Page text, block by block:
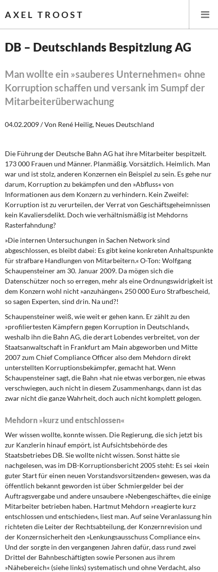
AXEL TROOST
Themen
Steuer- und Finanzpolitik
Öffentliche Infrastruktur und Daseinsvorsorge
Eurokrise und Griechenland
DIE LINKE
Weitere Themen
Memo-Gruppe
Institut Solidarische Moderne
Rosa-Luxemburg-Stiftung
Über mich
Kontakt
DB – Deutschlands Bespitzlung AG
Man wollte ein »sauberes Unternehmen« ohne
Korruption schaffen und versank im Sumpf der
Mitarbeiterüberwachung
04.02.2009 / Von René Heilig, Neues Deutschland
Die Führung der Deutsche Bahn AG hat ihre Mitarbeiter bespitzelt.
173 000 Frauen und Männer. Planmäßig. Vorsätzlich. Heimlich. Man
war und ist stolz, anderen Konzernen ein Beispiel zu sein. Es gehe nur
darum, Korruption zu bekämpfen und den »Abfluss« von
Informationen aus dem Konzern zu verhindern. Kein Zweifel:
Korruption ist zu verurteilen, der Verrat von Geschäftsgeheimnissen
kein Kavaliersdelikt. Doch wie verhältnismäßig ist Mehdorns
Rasterfahndung?
»Die internen Untersuchungen in Sachen Network sind
abgeschlossen, es bleibt dabei: Es gibt keine konkreten Anhaltspunkte
für strafbare Handlungen von Mitarbeitern.« O-Ton: Wolfgang
Schaupensteiner am 30. Januar 2009. Da mögen sich die
Datenschützer noch so erregen, mehr als eine Ordnungswidrigkeit ist
dem Konzern wohl nicht »anzuhängen«. 250 000 Euro Strafbescheid,
so sagen Experten, sind drin. Na und?!
Schaupensteiner weiß, wie weit er gehen kann. Er zählt zu den
»profiliertesten Kämpfern gegen Korruption in Deutschland«,
weshalb ihn die Bahn AG, die derart Lobendes verbreitet, von der
Staatsanwaltschaft in Frankfurt am Main abgeworben und Mitte
2007 zum Chief Compliance Officer also dem Mehdorn direkt
unterstellten Korruptionsbekämpfer, gemacht hat. Wenn
Schaupensteiner sagt, die Bahn »hat nie etwas verborgen, nie etwas
verschwiegen, auch nicht in diesem Zusammenhang«, dann ist das
zwar nicht die ganze Wahrheit, doch auch nicht komplett gelogen.
Mehdorn »kurz und entschlossen«
Wer wissen wollte, konnte wissen. Die Regierung, die sich jetzt bis
zur Kanzlerin hinauf empört, ist Aufsichtsbehörde des
Staatsbetriebes DB. Sie wollte nicht wissen. Sonst hätte sie
nachgelesen, was im DB-Korruptionsbericht 2005 steht: Es sei »kein
guter Start für einen neuen Vorstandsvorsitzenden« gewesen, was da
öffentlich bekannt geworden ist über Schmiergelder bei der
Auftragsvergabe und andere unsaubere »Nebengeschäfte«, die einige
Mitarbeiter betrieben haben. Hartmut Mehdorn »reagierte kurz
entschlossen und entschieden«, liest man. Auf seine Veranlassung hin
richteten die Leiter der Rechtsabteilung, der Konzernrevision und
der Konzernsicherheit den »Lenkungsausschuss Compliance ein«.
Und der sorgte in den vergangenen Jahren dafür, dass rund zwei
Drittel der Bahnbeschäftigten sowie Personen aus ihrem
»Nähebereich« (siehe links) systematisch und ohne Verdacht, also